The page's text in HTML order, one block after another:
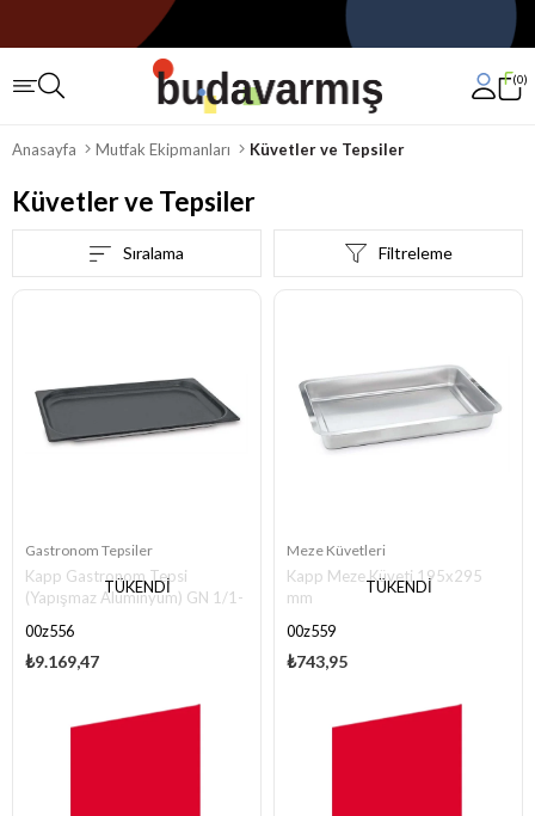
0
Anasayfa Mutfak Ekipmanları Küvetler ve Tepsiler
Küvetler ve Tepsiler
Filtreleme
Sıralama
TÜKENDI
Gastronom Tepsiler
Kapp Gastronom Tepsi
(Yapışmaz Alüminyum) GN 1/1-
00z556
₺9.169,47
TÜKENDI
Meze Küvetleri
Kapp Meze Küveti 195x295
mm
00z559
₺743,95